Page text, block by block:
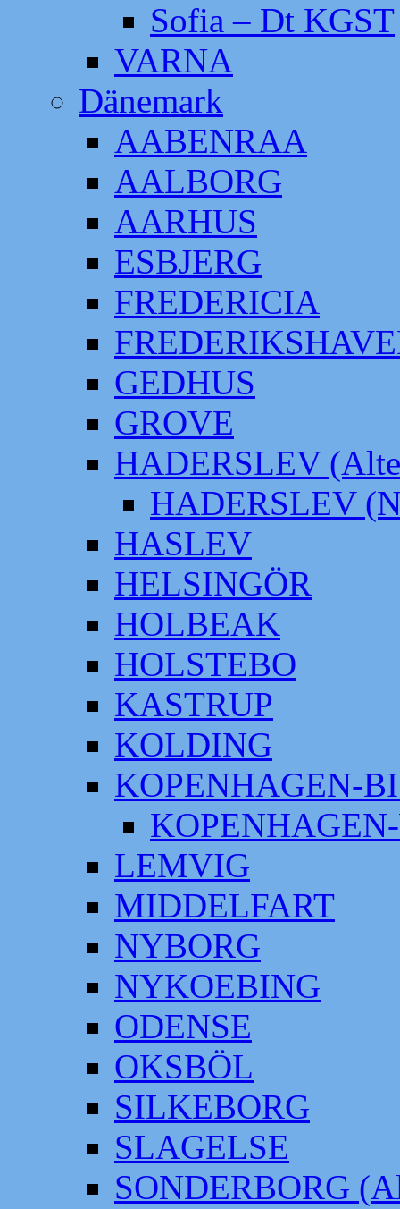
Sofia – Dt KGST
VARNA
Dänemark
AABENRAA
AALBORG
AARHUS
ESBJERG
FREDERICIA
GEDHUS
GROVE
HADERSLEV
HADERSLEV
HASLEV
HELSINGÖR
HOLBEAK
HOLSTEBO
KASTRUP
KOLDING
KOPENHAGEN-
LEMVIG
MIDDELFART
NYBORG
NYKOEBING
ODENSE
OKSBÖL
SILKEBORG
SLAGELSE
SONDERBORG